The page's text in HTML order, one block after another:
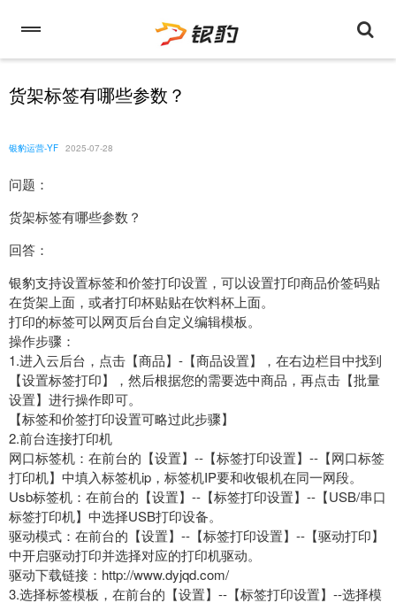
货架标签有哪些参数？
银豹运营-YF 2025-07-28
问题：
货架标签有哪些参数？
回答：
银豹支持设置标签和价签打印设置，可以设置打印商品价签码贴
在货架上面，或者打印杯贴贴在饮料杯上面。
打印的标签可以网页后台自定义编辑模板。
操作步骤：
1.进入云后台，点击【商品】-【商品设置】，在右边栏目中找到
【设置标签打印】，然后根据您的需要选中商品，再点击【批量
设置】进行操作即可。
【标签和价签打印设置可略过此步骤】
2.前台连接打印机
网口标签机：在前台的【设置】--【标签打印设置】--【网口标签
打印机】中填入标签机ip，标签机IP要和收银机在同一网段。
Usb标签机：在前台的【设置】--【标签打印设置】--【USB/串口
标签打印机】中选择USB打印设备。
驱动模式：在前台的【设置】--【标签打印设置】--【驱动打印】
中开启驱动打印并选择对应的打印机驱动。
驱动下载链接：http://www.dyjqd.com/
3.选择标签模板，在前台的【设置】--【标签打印设置】--选择模